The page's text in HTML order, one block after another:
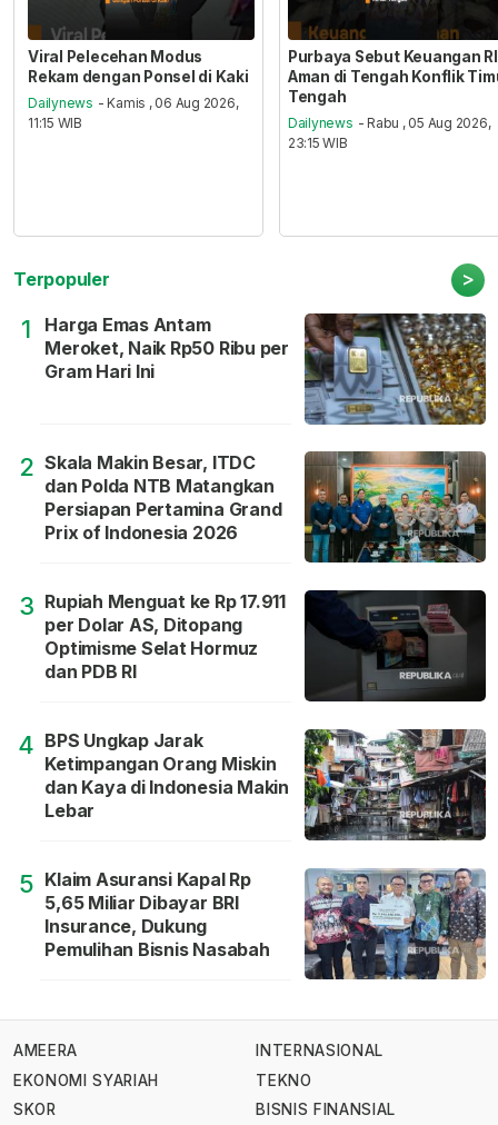
Viral Pelecehan Modus
Rekam dengan Ponsel di Kaki
Dailynews - Kamis , 06 Aug 2026,
11:15 WIB
Purbaya Sebut Keuangan RI
Aman di Tengah Konflik
Tengah
Dailynews - Rabu , 05 Aug 2026,
23:15 WIB
Terpopuler >
1
Harga Emas Antam
Meroket, Naik Rp50 Ribu per
Gram Hari Ini
2 Skala Makin Besar, ITDC
dan Polda NTB Matangkan
Persiapan Pertamina Grand
Prix of Indonesia 2026
3 Rupiah Menguat ke Rp 17.911
per Dolar AS, Ditopang
Optimisme Selat Hormuz
dan PDB RI
4 BPS Ungkap Jarak
Ketimpangan Orang Miskin
dan Kaya di Indonesia Makin
Lebar
5 Klaim Asuransi Kapal Rp
5,65 Miliar Dibayar BRI
Insurance, Dukung
Pemulihan Bisnis Nasabah
AMEERA
EKONOMI SYARIAH
SKOR
INTERNASIONAL
TEKNO
BISNIS FINANSIAL